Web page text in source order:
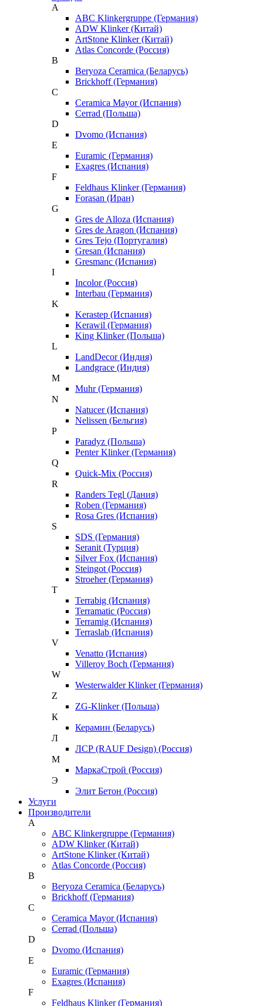
A
ABC Klinkergruppe (Германия)
ADW Klinker (Китай)
ArtStone Klinker (Китай)
Atlas Concorde (Россия)
B
Beryoza Ceramica (Беларусь)
Brickhoff (Германия)
C
Ceramica Mayor (Испания)
Cerrad (Польша)
D
Dvomo (Испания)
E
Euramic (Германия)
Exagres (Испания)
F
Feldhaus Klinker (Германия)
Forasan (Иран)
G
Gres de Alloza (Испания)
Gres de Aragon (Испания)
Gres Tejo (Португалия)
Gresan (Испания)
Gresmanc (Испания)
I
Incolor (Россия)
Interbau (Германия)
K
Kerastep (Испания)
Kerawil (Германия)
King Klinker (Польша)
L
LandDecor (Индия)
Landgrace (Индия)
M
Muhr (Германия)
N
Natucer (Испания)
Nelissen (Бельгия)
P
Paradyz (Польша)
Penter Klinker (Германия)
Q
Quick-Mix (Россия)
R
Randers Tegl (Дания)
Roben (Германия)
Rosa Gres (Испания)
S
SDS (Германия)
Seranit (Турция)
Silver Fox (Испания)
Steingot (Россия)
Stroeher (Германия)
T
Terrabig (Испания)
Terramatic (Россия)
Terramig (Испания)
Terraslab (Испания)
V
Venatto (Испания)
Villeroy Boch (Германия)
W
Westerwalder Klinker (Германия)
Z
ZG-Klinker (Польша)
К
Керамин (Беларусь)
Л
ЛСР (RAUF Design) (Россия)
М
МаркаСтрой (Россия)
Э
Элит Бетон (Россия)
Услуги
Производители
A
ABC Klinkergruppe (Германия)
ADW Klinker (Китай)
ArtStone Klinker (Китай)
Atlas Concorde (Россия)
B
Beryoza Ceramica (Беларусь)
Brickhoff (Германия)
C
Ceramica Mayor (Испания)
Cerrad (Польша)
D
Dvomo (Испания)
E
Euramic (Германия)
Exagres (Испания)
F
Feldhaus Klinker (Германия)